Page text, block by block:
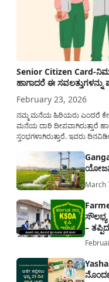
Senior Citizen Card-
ಹಾಗಾದರೆ ಈ
February 23, 2026
ನಮ್ಮ ಮನೆಯ ಹಿರಿಯರು ಎಂದರೆ
ಮನೆಯ ದಾರಿ ದೀಪವಾಗಿರುತ್ತಾರೆ
ಸ್ತಂಭಗಳಾಗಿರುತ್ತಾರೆ. ಇವರು
ನೆಮ್ಮದಿಯಿಂದ ಕಳೆಯಬೇಕೆಂಬುದು
ಸರ್ಕಾರವು ಹಿರಿಯ ನಾಗರಿಕರಯೋಜನೆ
March
–